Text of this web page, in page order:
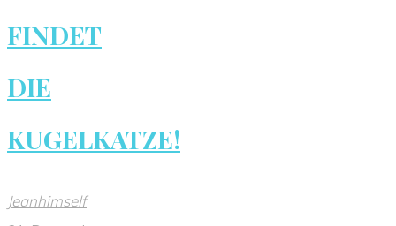
FINDET
DIE
KUGELKATZE!
Jeanhimself